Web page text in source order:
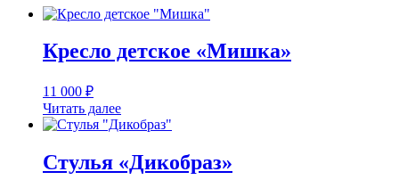
Кресло детское «Мишка»
11 000 ₽
Читать далее
Стулья «Дикобраз»